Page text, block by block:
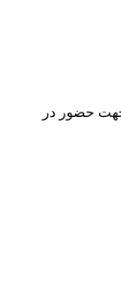
حضور در